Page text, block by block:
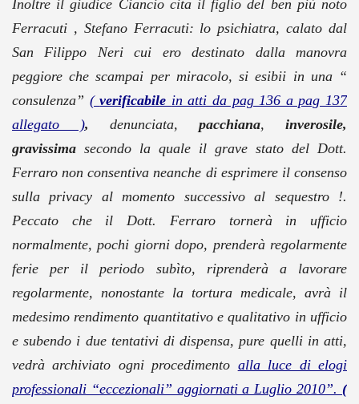
Inoltre il giudice Ciancio cita il figlio del ben più noto
Ferracuti , Stefano Ferracuti: lo psichiatra, calato dal
San Filippo Neri cui ero destinato dalla manovra
peggiore che scampai per miracolo, si esibii in una “
consulenza” (verificabile in atti da pag 136 a pag 137
allegato ),denunciata,pacchiana,
inverosile,
gravissima secondo la quale il grave stato del Dott.
Ferraro non consentiva neanche di esprimere il consenso
sulla privacy al momento successivo al sequestro !.
Peccato che il Dott. Ferraro tornerà in ufficio
normalmente, pochi giorni dopo, prenderà regolarmente
ferie per il periodo subìto, riprenderà a lavorare
regolarmente, nonostante la tortura medicale, avrà il
medesimo rendimento quantitativo e qualitativo in ufficio
e subendo i due tentativi di dispensa, pure quelli in atti,
vedrà archiviato ogni procedimento alla luce di elogi
professionali “eccezionali” aggiornati a Luglio 2010”. (